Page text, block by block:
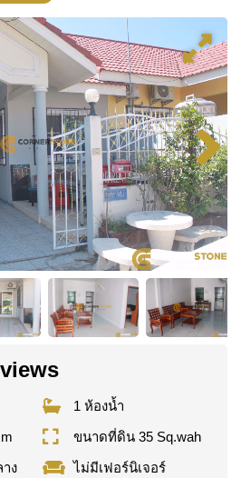
1 ห้องน้ำ
ขนาดที่ดิน 35 Sq.wah
ง
ไม่มีเฟอร์นิเจอร์